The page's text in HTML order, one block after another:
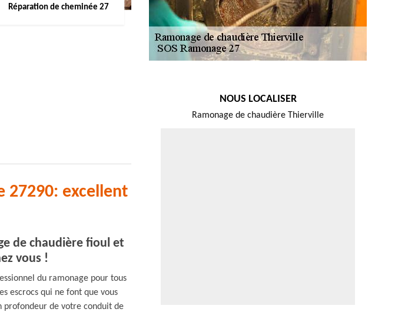
Réparation de cheminée 27
27290: excellent
de chaudière fioul et
vous !
du ramonage pour tous
escrocs qui ne font que vous
profondeur de votre conduit de
NOUS LOCALISER
Ramonage de chaudière Thierville